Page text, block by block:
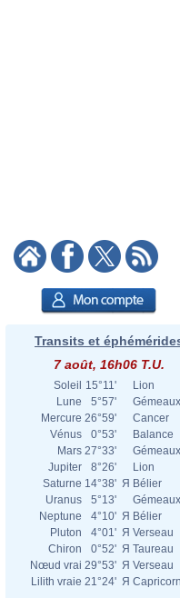
Transits et
7 août, 16h06 T.U.
Soleil 15°11'
Lion
Lune
5°57'
Gémeaux
Mercure 26°59'
Cancer
Vénus
0°53'
Balance
Mars 27°33'
Gémeaux
Jupiter
8°26'
Lion
Saturne 14°38' Я Bélier
Uranus
5°13'
Gémeaux
Neptune
4°10' Я Bélier
Pluton
4°01' Я Verseau
Chiron
0°52' Я Taureau
Nœud vrai 29°53' Я Verseau
Lilith vraie 21°24' Я